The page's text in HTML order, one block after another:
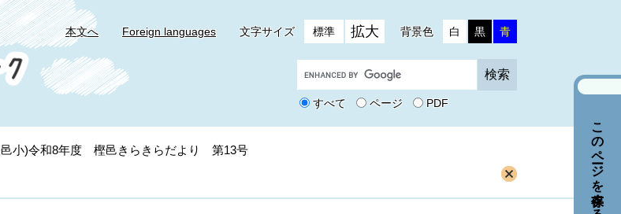
本文へ Foreign languages 文字サイズ 標準 拡大 背景色 白 黒 青
o
タ
すべて ページ PDF
邑小)令和8年度 樫邑きらきらだより 第13号
このページを保存する